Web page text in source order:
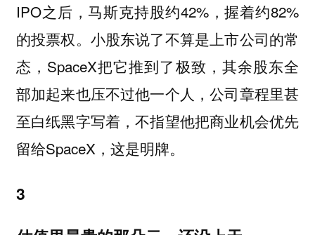
IPO之后，马斯克持股约42%，握着约82%
的投票权。小股东说了不算是上市公司的常
态，SpaceX把它推到了极致，其余股东全
部加起来也压不过他一个人，公司章程里甚
至白纸黑字写着，不指望他把商业机会优先
留给SpaceX，这是明牌。
3